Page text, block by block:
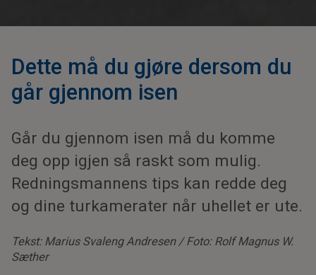
Dette må du gjøre dersom du
går gjennom isen
Går du gjennom isen må du komme
deg opp igjen så raskt som mulig.
Redningsmannens tips kan redde deg
og dine turkamerater når uhellet er ute.
Tekst: Marius Svaleng Andresen / Foto: Rolf Magnus W.
Sæther